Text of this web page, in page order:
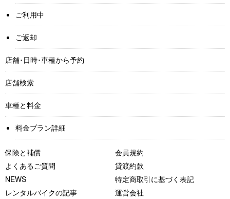
ご利用中
ご返却
店舗･日時･車種から予約
店舗検索
車種と料金
料金プラン詳細
保険と補償
よくあるご質問
NEWS
レンタルバイクの記事
会員規約
貸渡約款
特定商取引に基づく表記
運営会社